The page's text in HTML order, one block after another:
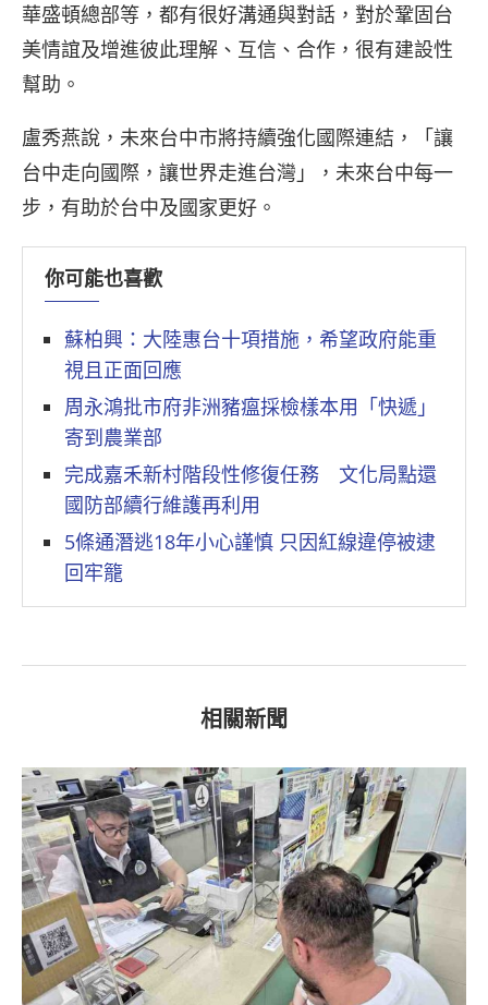
華盛頓總部等，都有很好溝通與對話，對於鞏固台
美情誼及增進彼此理解、互信、合作，很有建設性
幫助。
盧秀燕說，未來台中市將持續強化國際連結，「讓
台中走向國際，讓世界走進台灣」，未來台中每一
步，有助於台中及國家更好。
你可能也喜歡
蘇柏興：大陸惠台十項措施，希望政府能重
視且正面回應
周永鴻批市府非洲豬瘟採檢樣本用「快遞」
寄到農業部
完成嘉禾新村階段性修復任務 文化局點還
國防部續行維護再利用
5條通潛逃18年小心謹慎 只因紅線違停被逮
回牢籠
相關新聞